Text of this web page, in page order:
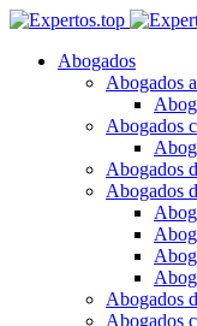
Abogados
Abogados
Abogados
Abogados
Abogados
Abogados
Abogados